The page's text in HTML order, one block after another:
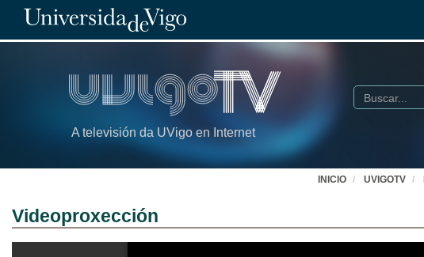
A televisión da UVigo en Internet
Buscar
INICIO UVIGOTV
Videoproxección